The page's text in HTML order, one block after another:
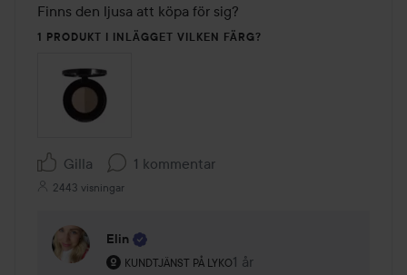
Finns den ljusa att köpa för sig?
1 PRODUKT I INLÄGGET VILKEN FÄRG?
Gilla 1 kommentar
2443 visningar
Elin
KUNDTJÄNST PÅ LYKO
Användarens roll: Kundtjänst på Lyko.
1 år
Kommentaren lades 1 år